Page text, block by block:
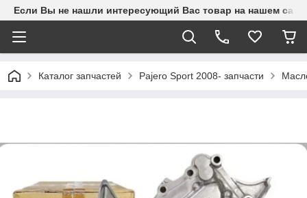
Если Вы не нашли интересующий Вас товар на нашем
Каталог запчастей Pajero Sport 2008- запчасти